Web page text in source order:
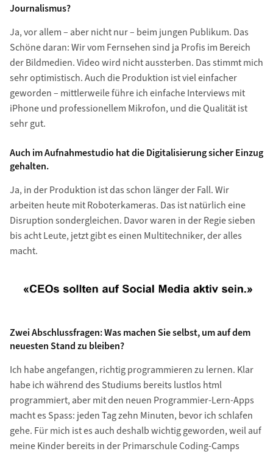
Journalismus?
Ja, vor allem – aber nicht nur – beim jungen Publikum. Das
Schöne daran: Wir vom Fernsehen sind ja Profis im Bereich
der Bildmedien. Video wird nicht aussterben. Das stimmt mich
sehr optimistisch. Auch die Produktion ist viel einfacher
geworden – mittlerweile führe ich einfache Interviews mit
iPhone und professionellem Mikrofon, und die Qualität ist
sehr gut.
Auch im Aufnahmestudio hat die Digitalisierung sicher Einzug
gehalten.
Ja, in der Produktion ist das schon länger der Fall. Wir
arbeiten heute mit Roboterkameras. Das ist natürlich eine
Disruption sondergleichen. Davor waren in der Regie sieben
bis acht Leute, jetzt gibt es einen Multitechniker, der alles
macht.
Zwei Abschlussfragen: Was machen Sie selbst, um auf dem
neuesten Stand zu bleiben?
Ich habe angefangen, richtig programmieren zu lernen. Klar
habe ich während des Studiums bereits lustlos html
programmiert, aber mit den neuen Programmier-Lern-Apps
macht es Spass: jeden Tag zehn Minuten, bevor ich schlafen
gehe. Für mich ist es auch deshalb wichtig geworden, weil auf
meine Kinder bereits in der Primarschule Coding-Camps